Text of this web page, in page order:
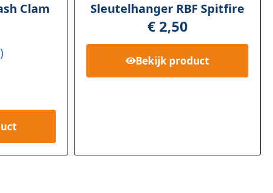
Clam Sleutelhanger RBF Spitfire
€2,50
Bekijk product